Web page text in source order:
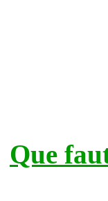
Que